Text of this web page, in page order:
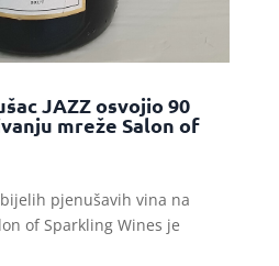
JAZZ osvojio 90
mreže Salon of
pjenušavih vina na
of Sparkling Wines je